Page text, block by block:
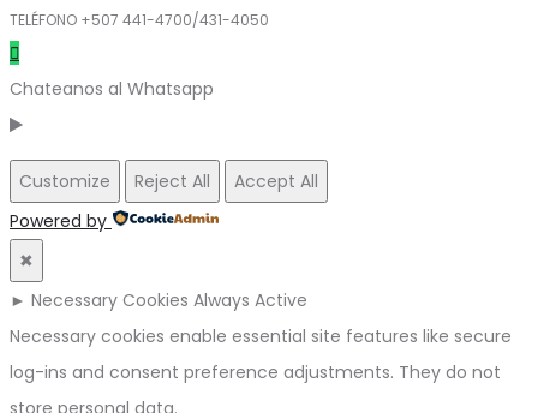
TELÉFONO +507 441-4700/431-4050
Chateanos al Whatsapp
Customize Reject All
Accept All
Powered by
✖
► Necessary Cookies Always Active
Necessary cookies enable essential site features like secure
log-ins and consent preference adjustments. They do not